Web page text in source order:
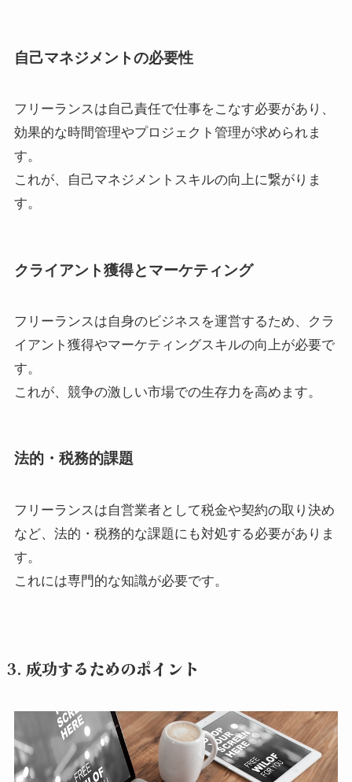
自己マネジメントの必要性
フリーランスは自己責任で仕事をこなす必要があり、
効果的な時間管理やプロジェクト管理が求められま
す。
これが、自己マネジメントスキルの向上に繋がりま
す。
クライアント獲得とマーケティング
フリーランスは自身のビジネスを運営するため、クラ
イアント獲得やマーケティングスキルの向上が必要で
す。
これが、競争の激しい市場での生存力を高めます。
法的・税務的課題
フリーランスは自営業者として税金や契約の取り決め
など、法的・税務的な課題にも対処する必要がありま
す。
これには専門的な知識が必要です。
3. 成功するためのポイント